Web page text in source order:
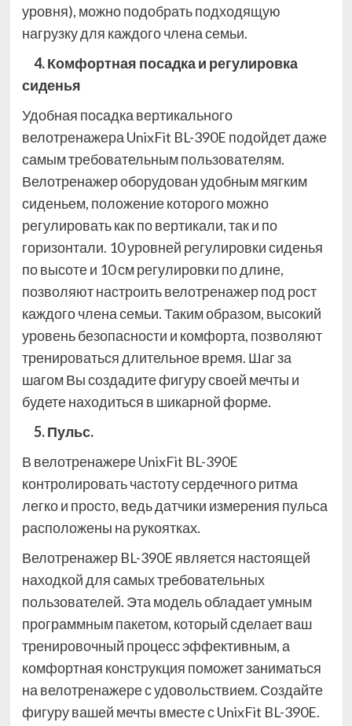
уровня), можно подобрать подходящую
нагрузку для каждого члена семьи.
4. Комфортная посадка и регулировка
сиденья
Удобная посадка вертикального
велотренажера UnixFit BL-390E подойдет даже
самым требовательным пользователям.
Велотренажер оборудован удобным мягким
сиденьем, положение которого можно
регулировать как по вертикали, так и по
горизонтали. 10 уровней регулировки сиденья
по высоте и 10 см регулировки по длине,
позволяют настроить велотренажер под рост
каждого члена семьи. Таким образом, высокий
уровень безопасности и комфорта, позволяют
тренироваться длительное время. Шаг за
шагом Вы создадите фигуру своей мечты и
будете находиться в шикарной форме.
5. Пульс.
В велотренажере UnixFit BL-390E
контролировать частоту сердечного ритма
легко и просто, ведь датчики измерения пульса
расположены на рукоятках.
Велотренажер BL-390E является настоящей
находкой для самых требовательных
пользователей. Эта модель обладает умным
программным пакетом, который сделает ваш
тренировочный процесс эффективным, а
комфортная конструкция поможет заниматься
на велотренажере с удовольствием. Создайте
фигуру вашей мечты вместе с UnixFit BL-390E.